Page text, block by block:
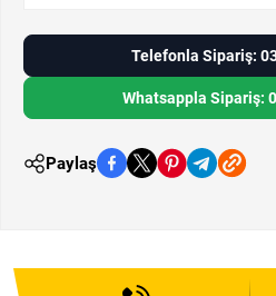
Telefonla Sipariş:
Whatsappla Sipariş:
Paylaş